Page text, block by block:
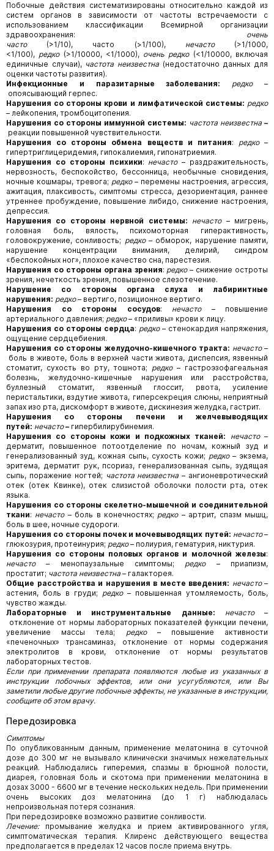
Побочные действия систематизированы относительно каждой из
систем органов в зависимости от частоты встречаемости с
использованием классификации Всемирной организации
здравоохранения: очень
часто(>1/10), часто (>1/100), нечасто (>1/1000,
<1/100), редко (>1/10000, <1/1000), очень редко(<1/10000, включая
единичные случаи), частота неизвестна (недостаточно данных для
оценки частоты развития).
Инфекционные и паразитарные заболевания: редко–
опоясывающий герпес.
Нарушения со стороны крови и лимфатической системы: редко
– лейкопения, тромбоцитопения.
Нарушения со стороны иммунной системы: частота неизвестна –
реакции повышенной чувствительности.
Нарушения со стороны обмена веществ и питания: редко –
гипертриглицеридемия, гипокалиемия, гипонатриемия.
Нарушения со стороны психики: нечасто– раздражительность,
нервозность, беспокойство, бессонница, необычные сновидения,
ночные кошмары, тревога; редко – перемены настроения, агрессия,
ажитация, плаксивость, симптомы стресса, дезориентация, раннее
утреннее пробуждение, повышение либидо, снижение настроения,
депрессия.
Нарушения со стороны нервной системы: нечасто – мигрень,
головная боль, вялость, психомоторная гиперактивность,
головокружение, сонливость; редко– обморок, нарушение памяти,
нарушение концентрации внимания, делирий, синдром
«беспокойных ног», плохое качество сна, парестезия.
Нарушения со стороны органа зрения: редко– снижение остроты
зрения, нечеткость зрения, повышенное слезотечение.
Нарушение со стороны органа слуха и лабиринтные
нарушения: редко– вертиго, позиционное вертиго.
Нарушения со стороны сосудов: нечасто – повышение
артериального давления; редко– «приливы» крови к лицу.
Нарушения со стороны сердца: редко – стенокардия напряжения,
ощущение сердцебиения.
Нарушения со стороны желудочно-кишечного тракта: нечасто–
боль в животе, боль в верхней части живота, диспепсия, язвенный
стоматит, сухость во рту, тошнота; редко– гастроэзофагеальная
болезнь, желудочно-кишечные нарушения или расстройства,
буллезный стоматит, язвенный глоссит, рвота, усиление
перистальтики, вздутие живота, гиперсекреция слюны, неприятный
запах изо рта, дискомфорт в животе, дискинезия желудка, гастрит.
Нарушения со стороны печени и желчевыводящих
путей: нечасто – гипербилирубинемия.
Нарушения со стороны кожи и подкожных тканей: нечасто –
дерматит, повышенное потоотделение по ночам, кожный зуд и
генерализованный зуд, кожная сыпь, сухость кожи; редко – экзема,
эритема, дерматит рук, псориаз, генерализованная сыпь, зудящая
сыпь, поражение ногтей; частота неизвестна – ангионевротический
отек (отек Квинке), отек слизистой оболочки полости рта, отек
языка.
Нарушения со стороны скелетно-мышечной и соединительной
ткани: нечасто – боль в конечностях; редко – артрит, спазм мышц,
боль в шее, ночные судороги.
Нарушения со стороны почек и мочевыводящих путей: нечасто–
глюкозурия, протеинурия; редко– полиурия, гематурия, никтурия.
Нарушения со стороны половых органов и молочной железы:
нечасто– менопаузальные симптомы; редко – приапизм,
простатит; частота неизвестна – галакторея.
Общие расстройства и нарушения в месте введения: нечасто –
астения, боль в груди; редко – повышенная утомляемость, боль,
чувство жажды.
Лабораторные и инструментальные данные: нечасто–
отклонение от нормы лабораторных показателей функции печени,
увеличение массы тела; редко – повышение активности
«печеночных» трансаминаз, отклонение от нормы содержания
электролитов в крови, отклонение от нормы результатов
лабораторных тестов.
Если при применении препарата появляются любые из указанных в
инструкции побочных эффектов, или они усугубляются, или Вы
заметили любые другие побочные эффекты, не указанные в инструкции,
сообщите об этом врачу.
Передозировка
Симптомы
По опубликованным данным, применение мелатонина в суточной
дозе до 300 мг не вызывало клинически значимых нежелательных
реакций. Наблюдались гиперемия, спазмы в брюшной полости,
диарея, головная боль и скотома при применении мелатонина в
дозах 3000 - 6600 мг в течение нескольких недель. При применении
очень высоких доз мелатонина (до 1 г) наблюдалась
непроизвольная потеря сознания.
При передозировке возможно развитие сонливости.
Лечение:промывание желудка и прием активированного угля,
симптоматическая терапия. Клиренс действующего вещества
предполагается в пределах 12 часов после приема внутрь.